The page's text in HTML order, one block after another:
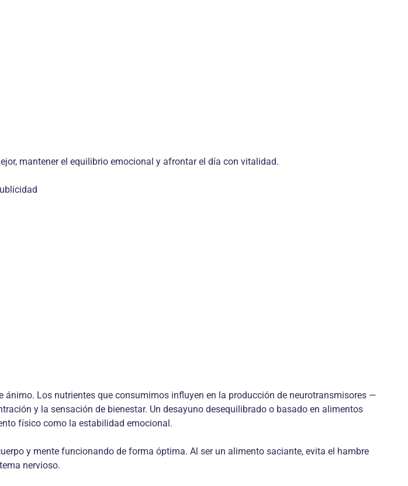
mantener el equilibrio emocional y afrontar el día con vitalidad.
Los nutrientes que consumimos influyen en la producción de neurotransmisores —
y la sensación de bienestar. Un desayuno desequilibrado o basado en alimentos
físico como la estabilidad emocional.
y mente funcionando de forma óptima. Al ser un alimento saciante, evita el hambre
nervioso.